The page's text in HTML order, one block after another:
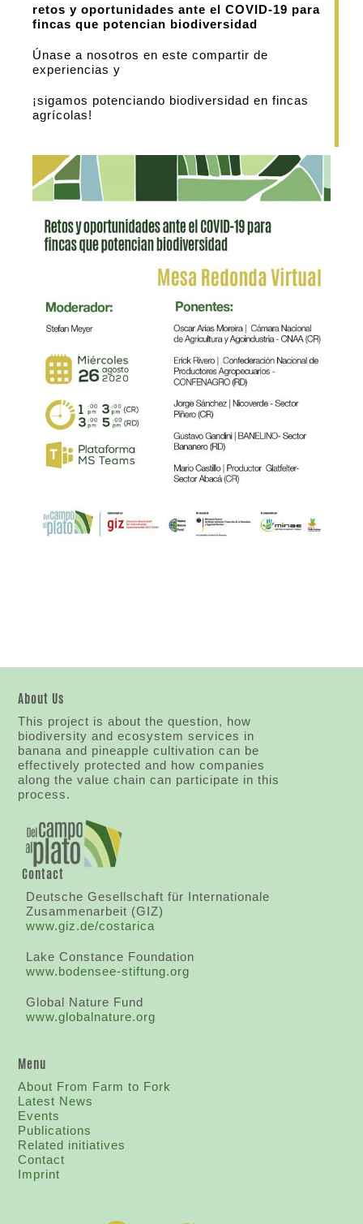
retos y oportunidades ante el COVID-19 para
fincas que potencian biodiversidad
Únase a nosotros en este compartir de
experiencias y
¡sigamos potenciando biodiversidad en fincas
agrícolas!
About Us
This project is about the question, how
biodiversity and ecosystem services in
banana and pineapple cultivation can be
effectively protected and how companies
along the value chain can participate in this
process.
Contact
Deutsche Gesellschaft für Internationale
Zusammenarbeit (GIZ)
www.giz.de/costarica
Lake Constance Foundation
www.bodensee-stiftung.org
Global Nature Fund
www.globalnature.org
Menu
About From Farm to Fork
Latest News
Events
Publications
Related initiatives
Contact
Imprint